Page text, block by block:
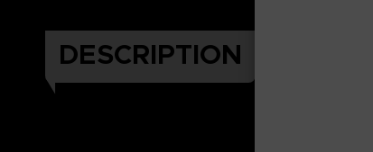
DESCRIPTION